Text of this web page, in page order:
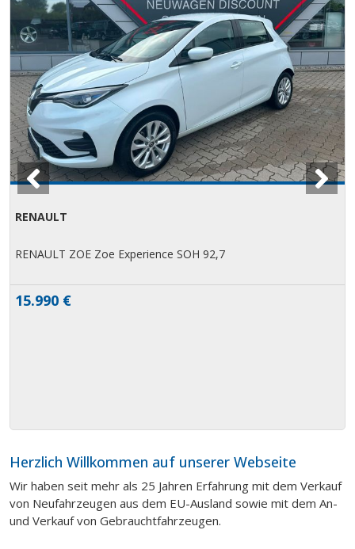
Fahrzeug-Info
RENAULT
RENAULT ZOE Zoe Experience SOH 92,7
15.990 €
Herzlich Willkommen auf unserer Webseite
Wir haben seit mehr als 25 Jahren Erfahrung mit dem Verkauf
von Neufahrzeugen aus dem EU-Ausland sowie mit dem An-
und Verkauf von Gebrauchtfahrzeugen.